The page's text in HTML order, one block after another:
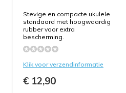
Stevige en compacte ukulele
standaard met hoogwaardig
rubber voor extra
bescherming.
Klik voor verzendinformatie
€ 12,90